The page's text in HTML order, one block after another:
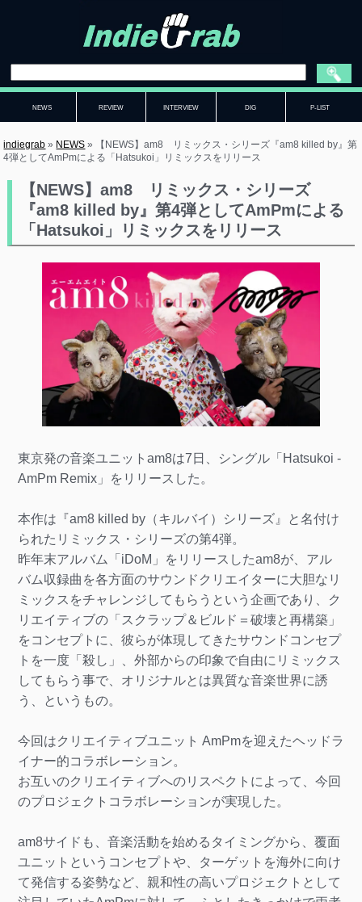
NEWS REVIEW INTERVIEW DIG P-LIST
indiegrab » NEWS »
【NEWS】am8 リミックス・シリーズ『am8 killed by』第
4弾としてAmPmによる「Hatsukoi」リミックスをリリース
【NEWS】am8 リミックス・シリーズ
『am8 killed by』第4弾としてAmPmによる
「Hatsukoi」リミックスをリリース
東京発の音楽ユニットam8は7日、シングル「Hatsukoi -
AmPm Remix」をリリースした。
本作は『am8 killed by（キルバイ）シリーズ』と名付け
られたリミックス・シリーズの第4弾。
昨年末アルバム「iDoM」をリリースしたam8が、アル
バム収録曲を各方面のサウンドクリエイターに大胆なリ
ミックスをチャレンジしてもらうという企画であり、ク
リエイティブの「スクラップ＆ビルド＝破壊と再構築」
をコンセプトに、彼らが体現してきたサウンドコンセプ
トを一度「殺し」、外部からの印象で自由にリミックス
してもらう事で、オリジナルとは異質な音楽世界に誘
う、というもの。
今回はクリエイティブユニット AmPmを迎えたヘッドラ
イナー的コラボレーション。
お互いのクリエイティブへのリスペクトによって、今回
のプロジェクトコラボレーションが実現した。
am8サイドも、音楽活動を始めるタイミングから、覆面
ユニットというコンセプトや、ターゲットを海外に向け
て発信する姿勢など、親和性の高いプロジェクトとして